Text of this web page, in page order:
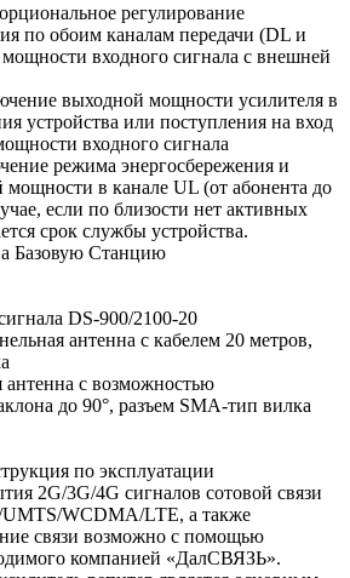
регулирование
по обоим каналам передачи (DL и
входного сигнала с внешней
выходной мощности усилителя в
устройства или поступления на вход
входного сигнала
режима энергосбережения и
в канале UL (от абонента до
если по близости нет активных
срок службы устройства.
Базовую Станцию
DS-900/2100-20
антенна с кабелем 20 метров,
с возможностью
до 90°, разъем SMA-тип вилка
по эксплуатации
2G/3G/4G сигналов сотовой связи
UMTS/WCDMA/LTE, а также
связи возможно с помощью
компанией «ДалСВЯЗЬ».